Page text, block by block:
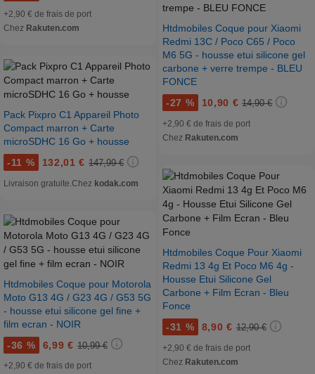
+2,90 € de frais de port
Chez Rakuten.com
Pack Pixpro C1 Appareil Photo
Compact marron + Carte
microSDHC 16 Go + housse
-11 % 132,01 € 147,99 €
Livraison gratuite. Chez kodak.com
Htdmobiles Coque pour Motorola
Moto G13 4G / G23 4G / G53 5G
- housse etui silicone gel fine +
film ecran - NOIR
-36 % 6,99 € 10,99 €
+2,90 € de frais de port
Htdmobiles Coque pour Xiaomi
Redmi 13C / Poco C65 / Poco
M6 5G - housse etui silicone gel
carbone + verre trempe - BLEU
FONCE
-27 % 10,90 € 14,90 €
+2,90 € de frais de port
Chez Rakuten.com
Htdmobiles Coque Pour Xiaomi
Redmi 13 4g Et Poco M6 4g -
Housse Etui Silicone Gel
Carbone + Film Ecran - Bleu
Fonce
-31 % 8,90 € 12,90 €
+2,90 € de frais de port
Chez Rakuten.com